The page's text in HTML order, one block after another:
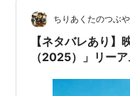
ちりあくたのつぶ
【ネタバレあり】
（2025）」リー
ル・コスビーネタ